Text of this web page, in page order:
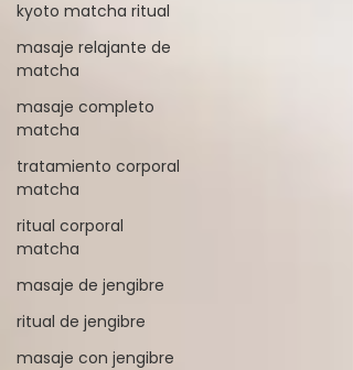
kyoto matcha ritual
masaje relajante de
matcha
masaje completo
matcha
tratamiento corporal
matcha
ritual corporal
matcha
masaje de jengibre
ritual de jengibre
masaje con jengibre